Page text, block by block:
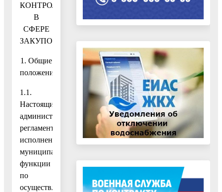
КОНТРОЛЯ
В
СФЕРЕ
ЗАКУПОК
1. Общие
положения
1.1.
Настоящий
административный
регламент
исполнения
муниципальной
функции
по
осуществлению